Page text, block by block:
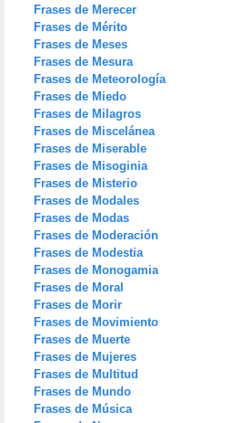
Frases de Merecer
Frases de Mérito
Frases de Meses
Frases de Mesura
Frases de Meteorología
Frases de Miedo
Frases de Milagros
Frases de Miscelánea
Frases de Miserable
Frases de Misoginia
Frases de Misterio
Frases de Modales
Frases de Modas
Frases de Moderación
Frases de Modestia
Frases de Monogamia
Frases de Moral
Frases de Morir
Frases de Movimiento
Frases de Muerte
Frases de Mujeres
Frases de Multitud
Frases de Mundo
Frases de Música